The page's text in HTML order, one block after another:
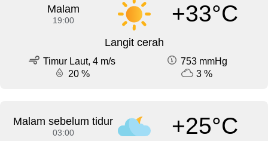
Malam
19:00 +33°C
Langit cerah
Timur Laut, 4 m/s
753 mmHg
20 %
3 %
Malam sebelum tidur
03:00 +25°C